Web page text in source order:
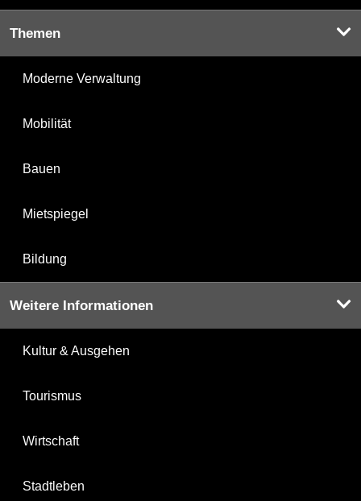
Themen
Moderne Verwaltung
Mobilität
Bauen
Mietspiegel
Bildung
Weitere Informationen
Kultur & Ausgehen
Tourismus
Wirtschaft
Stadtleben